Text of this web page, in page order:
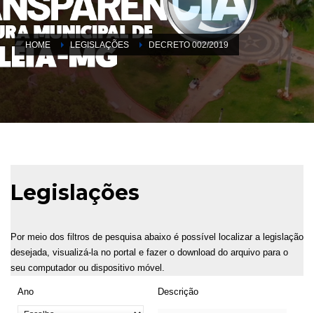
HOME LEGISLAÇÕES DECRETO 002/2019
Legislações
Por meio dos filtros de pesquisa abaixo é possível localizar a legislação
desejada, visualizá-la no portal e fazer o download do arquivo para o
seu computador ou dispositivo móvel.
Ano Descrição